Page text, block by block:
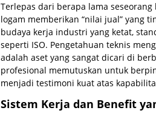
Terlepas dari berapa lama
logam memberikan “nilai jual” yang
budaya kerja industri yang ketat,
seperti ISO. Pengetahuan teknis
adalah aset yang sangat dicari di
profesional memutuskan untuk
menjadi testimoni kuat atas
Sistem Kerja dan Benefit